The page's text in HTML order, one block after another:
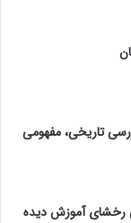
تاریخی، مفهومی
رخشای آموزش دیده